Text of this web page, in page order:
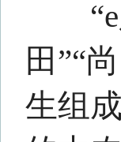
持水体
公司一
种奖项
的在校